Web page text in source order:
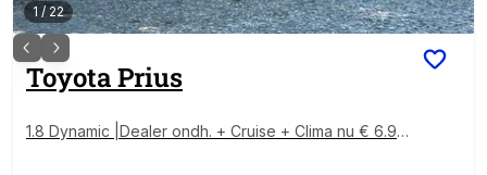
1 / 22
ToyotaPrius
1.8 Dynamic |Dealer ondh. + Cruise + Clima nu € 6.97